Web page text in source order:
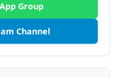
Group
Channel